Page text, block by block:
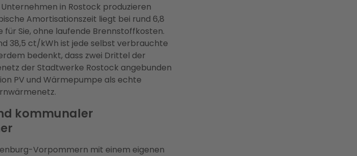
in Rostock produzieren
Amortisationszeit liegt bei rund 6,8
Sie, ohne laufende Brennstoffkosten.
38,5 ct/kWh ist jede selbst verbrauchte
bedenkt, dass zwei Drittel der
der Stadtwerke Rostock angebunden
PV und Wärmepumpe als echte
kommunaler
Vorpommern mit einem eigenen